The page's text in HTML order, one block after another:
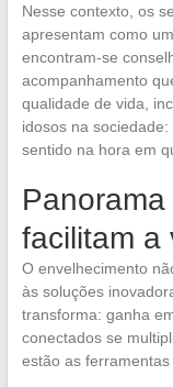
Nesse contexto, os
apresentam como
encontram-se
acompanhamento
qualidade de vida,
idosos na
sentido na hora em
facilitam a
O envelhecimento
às soluções
transforma: ganha
conectados se
estão as